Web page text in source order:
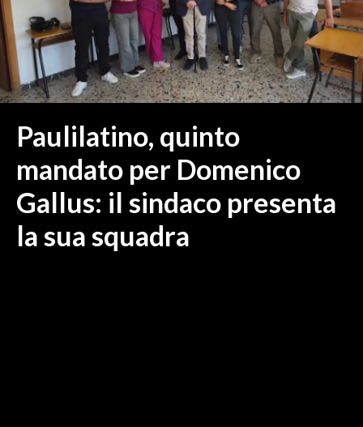
SASSARI E PROVINCIA
GALLURA
NUORO E PROVINCIA
OGLIASTRA
ITALIA
MONDO
POLITICA
Paulilatino, quinto
mandato per Domenico
Gallus: il sindaco presenta
la sua squadra